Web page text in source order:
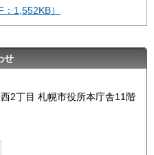
1,552KB）
せ
2丁目 札幌市役所本庁舎11階